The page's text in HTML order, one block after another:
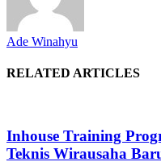
Ade Winahyu
RELATED ARTICLES
Inhouse Training
Teknis Wirausaha